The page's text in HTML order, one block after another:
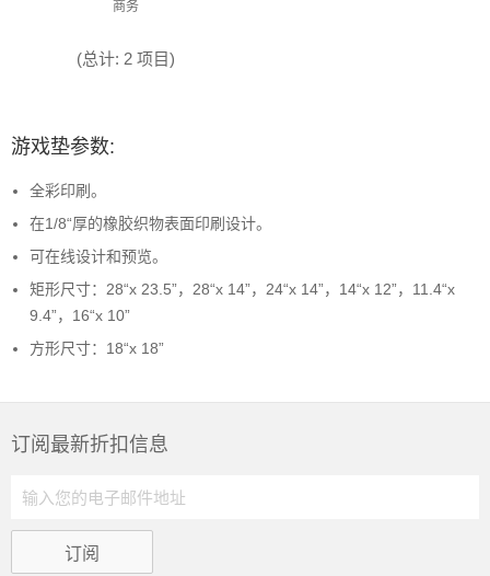
商务
(总计: 2 项目)
游戏垫参数:
全彩印刷。
在1/8“厚的橡胶织物表面印刷设计。
可在线设计和预览。
矩形尺寸：28“x 23.5”，28“x 14”，24“x 14”，14“x 12”，11.4“x
9.4”，16“x 10”
方形尺寸：18“x 18”
订阅最新折扣信息